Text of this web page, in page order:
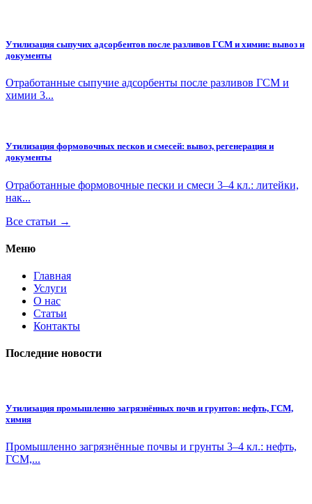
Утилизация сыпучих адсорбентов после разливов ГСМ и химии: вывоз и
документы
Отработанные сыпучие адсорбенты после разливов ГСМ и
химии 3...
Утилизация формовочных песков и смесей: вывоз, регенерация и
документы
Отработанные формовочные пески и смеси 3–4 кл.: литейки,
нак...
Все статьи →
Меню
Главная
Услуги
О нас
Статьи
Контакты
Последние новости
Утилизация промышленно загрязнённых почв и грунтов: нефть, ГСМ,
химия
Промышленно загрязнённые почвы и грунты 3–4 кл.: нефть,
ГСМ,...